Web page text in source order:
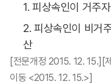
1. 피상속인이 거주
2. 피상속인이 비거
산
[전문개정 2015. 12. 15.][
이동 <2015. 12. 15.>]